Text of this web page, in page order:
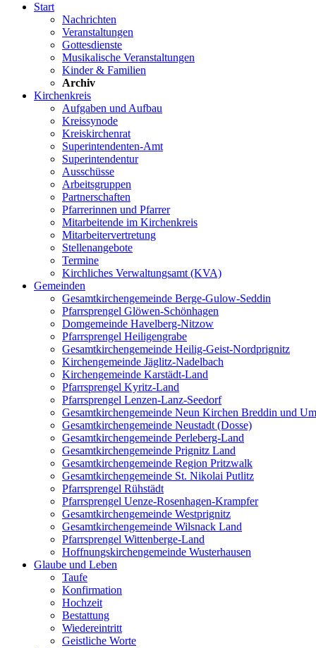
Start
Nachrichten
Veranstaltungen
Gottesdienste
Musikalische Veranstaltungen
Kinder & Familien
Archiv
Kirchenkreis
Aufgaben und Aufbau
Kreissynode
Kreiskirchenrat
Superintendenten-Amt
Superintendentur
Ausschüsse
Arbeitsgruppen
Partnerschaften
Pfarrerinnen und Pfarrer
Mitarbeitende im Kirchenkreis
Mitarbeitervertretung
Stellenangebote
Termine
Kirchliches Verwaltungsamt (KVA)
Gemeinden
Gesamtkirchengemeinde Berge-Gulow-Seddin
Pfarrsprengel Glöwen-Schönhagen
Domgemeinde Havelberg-Nitzow
Pfarrsprengel Heiligengrabe
Gesamtkirchengemeinde Heilig-Geist-Nordprignitz
Kirchengemeinde Jäglitz-Nadelbach
Kirchengemeinde Karstädt-Land
Pfarrsprengel Kyritz-Land
Pfarrsprengel Lenzen-Lanz-Seedorf
Gesamtkirchengemeinde Neun Kirchen Breddin und
Gesamtkirchengemeinde Neustadt (Dosse)
Gesamtkirchengemeinde Perleberg-Land
Gesamtkirchengemeinde Prignitz Land
Gesamtkirchengemeinde Region Pritzwalk
Gesamtkirchengemeinde St. Nikolai Putlitz
Pfarrsprengel Rühstädt
Pfarrsprengel Uenze-Rosenhagen-Krampfer
Gesamtkirchengemeinde Westprignitz
Gesamtkirchengemeinde Wilsnack Land
Pfarrsprengel Wittenberge-Land
Hoffnungskirchengemeinde Wusterhausen
Glaube und Leben
Taufe
Konfirmation
Hochzeit
Bestattung
Wiedereintritt
Geistliche Worte